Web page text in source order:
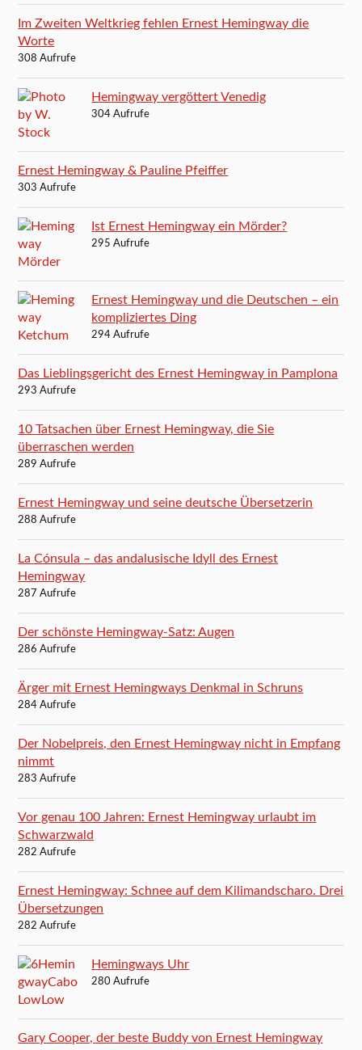
Im Zweiten Weltkrieg fehlen Ernest Hemingway die
Worte
308 Aufrufe
Hemingway vergöttert Venedig
304 Aufrufe
Ernest Hemingway & Pauline Pfeiffer
303 Aufrufe
Ist Ernest Hemingway ein Mörder?
295 Aufrufe
Ernest Hemingway und die Deutschen – ein
kompliziertes Ding
294 Aufrufe
Das Lieblingsgericht des Ernest Hemingway in Pamplona
293 Aufrufe
10 Tatsachen über Ernest Hemingway, die Sie
überraschen werden
289 Aufrufe
Ernest Hemingway und seine deutsche Übersetzerin
288 Aufrufe
La Cónsula – das andalusische Idyll des Ernest
Hemingway
287 Aufrufe
Der schönste Hemingway-Satz: Augen
286 Aufrufe
Ärger mit Ernest Hemingways Denkmal in Schruns
284 Aufrufe
Der Nobelpreis, den Ernest Hemingway nicht in Empfang
nimmt
283 Aufrufe
Vor genau 100 Jahren: Ernest Hemingway urlaubt im
Schwarzwald
282 Aufrufe
Ernest Hemingway: Schnee auf dem Kilimandscharo. Drei
Übersetzungen
282 Aufrufe
Hemingways Uhr
280 Aufrufe
Gary Cooper, der beste Buddy von Ernest Hemingway